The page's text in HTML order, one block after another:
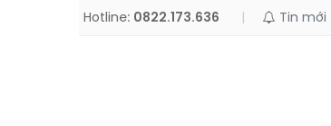
Hotline: 0822.173.636 | Tin mới